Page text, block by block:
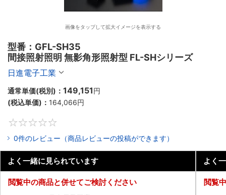
画像をタップして拡大イメージを表示する
型番：GFL-SH35
間接照射照明 無影角形照射型 FL-SHシリーズ
日進電子工業
通常単価(税別)： 149,151円
(税込単価)： 164,066円
0件のレビュー（商品レビューの投稿ができます）
よく一緒に見られています
閲覧中の商品と併せてご検討ください
よく
閲覧